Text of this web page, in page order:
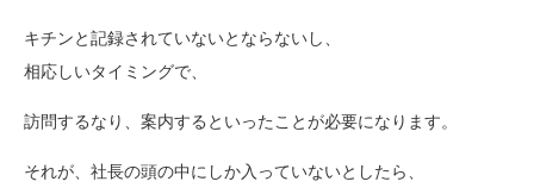
キチンと記録されていないとならないし、
相応しいタイミングで、
訪問するなり、案内するといったことが必要になります。
それが、社長の頭の中にしか入っていないとしたら、